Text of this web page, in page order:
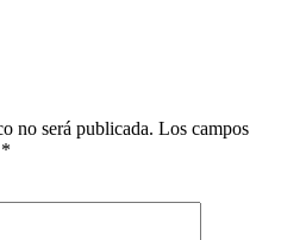
no será publicada. Los campos
*